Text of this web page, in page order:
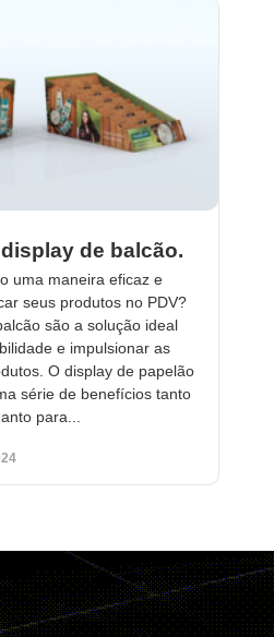
de balcão.
uma maneira eficaz e
seus produtos no PDV?
são a solução ideal
e impulsionar as
O display de papelão
série de benefícios tanto
para...